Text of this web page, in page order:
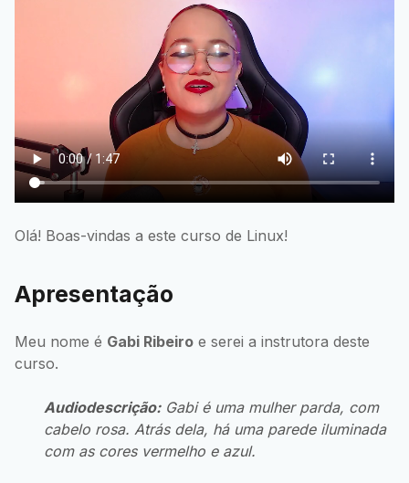
Olá! Boas-vindas a este curso de Linux!
Apresentação
Meu nome é Gabi Ribeiro e serei a instrutora deste
curso.
Audiodescrição:Gabi é uma mulher parda, com
cabelo rosa. Atrás dela, há uma parede iluminada
com as cores vermelho e azul.